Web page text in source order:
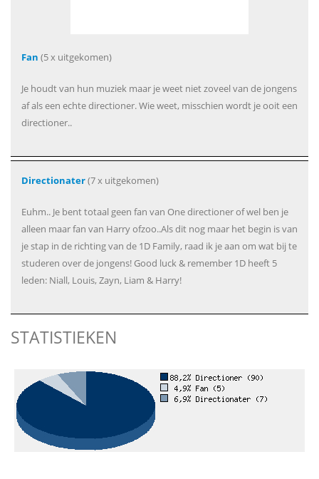
Fan (5 x uitgekomen)
Je houdt van hun muziek maar je weet niet zoveel van de jongens
af als een echte directioner. Wie weet, misschien wordt je ooit een
directioner..
Directionater(7 x uitgekomen)
Euhm.. Je bent totaal geen fan van One directioner of wel ben je
alleen maar fan van Harry ofzoo..Als dit nog maar het begin is van
je stap in de richting van de 1D Family, raad ik je aan om wat bij te
studeren over de jongens! Good luck & remember 1D heeft 5
leden: Niall, Louis, Zayn, Liam & Harry!
STATISTIEKEN